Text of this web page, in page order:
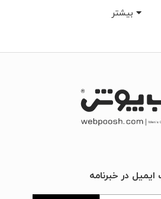
صورت آنلاین انتخاب نسبتاً دشواری
معتبر است که انتخابی گسترده با
روی شما قرار داده است. شما می‌توانید
را از سایت وب‌ پوش تهیه فرمایید.
شلوارک جنس ضخیمی دارد. اما باید
جین، ایستادگی بهتری دارد و با هر نوع
بیشتر
در خبرنامه